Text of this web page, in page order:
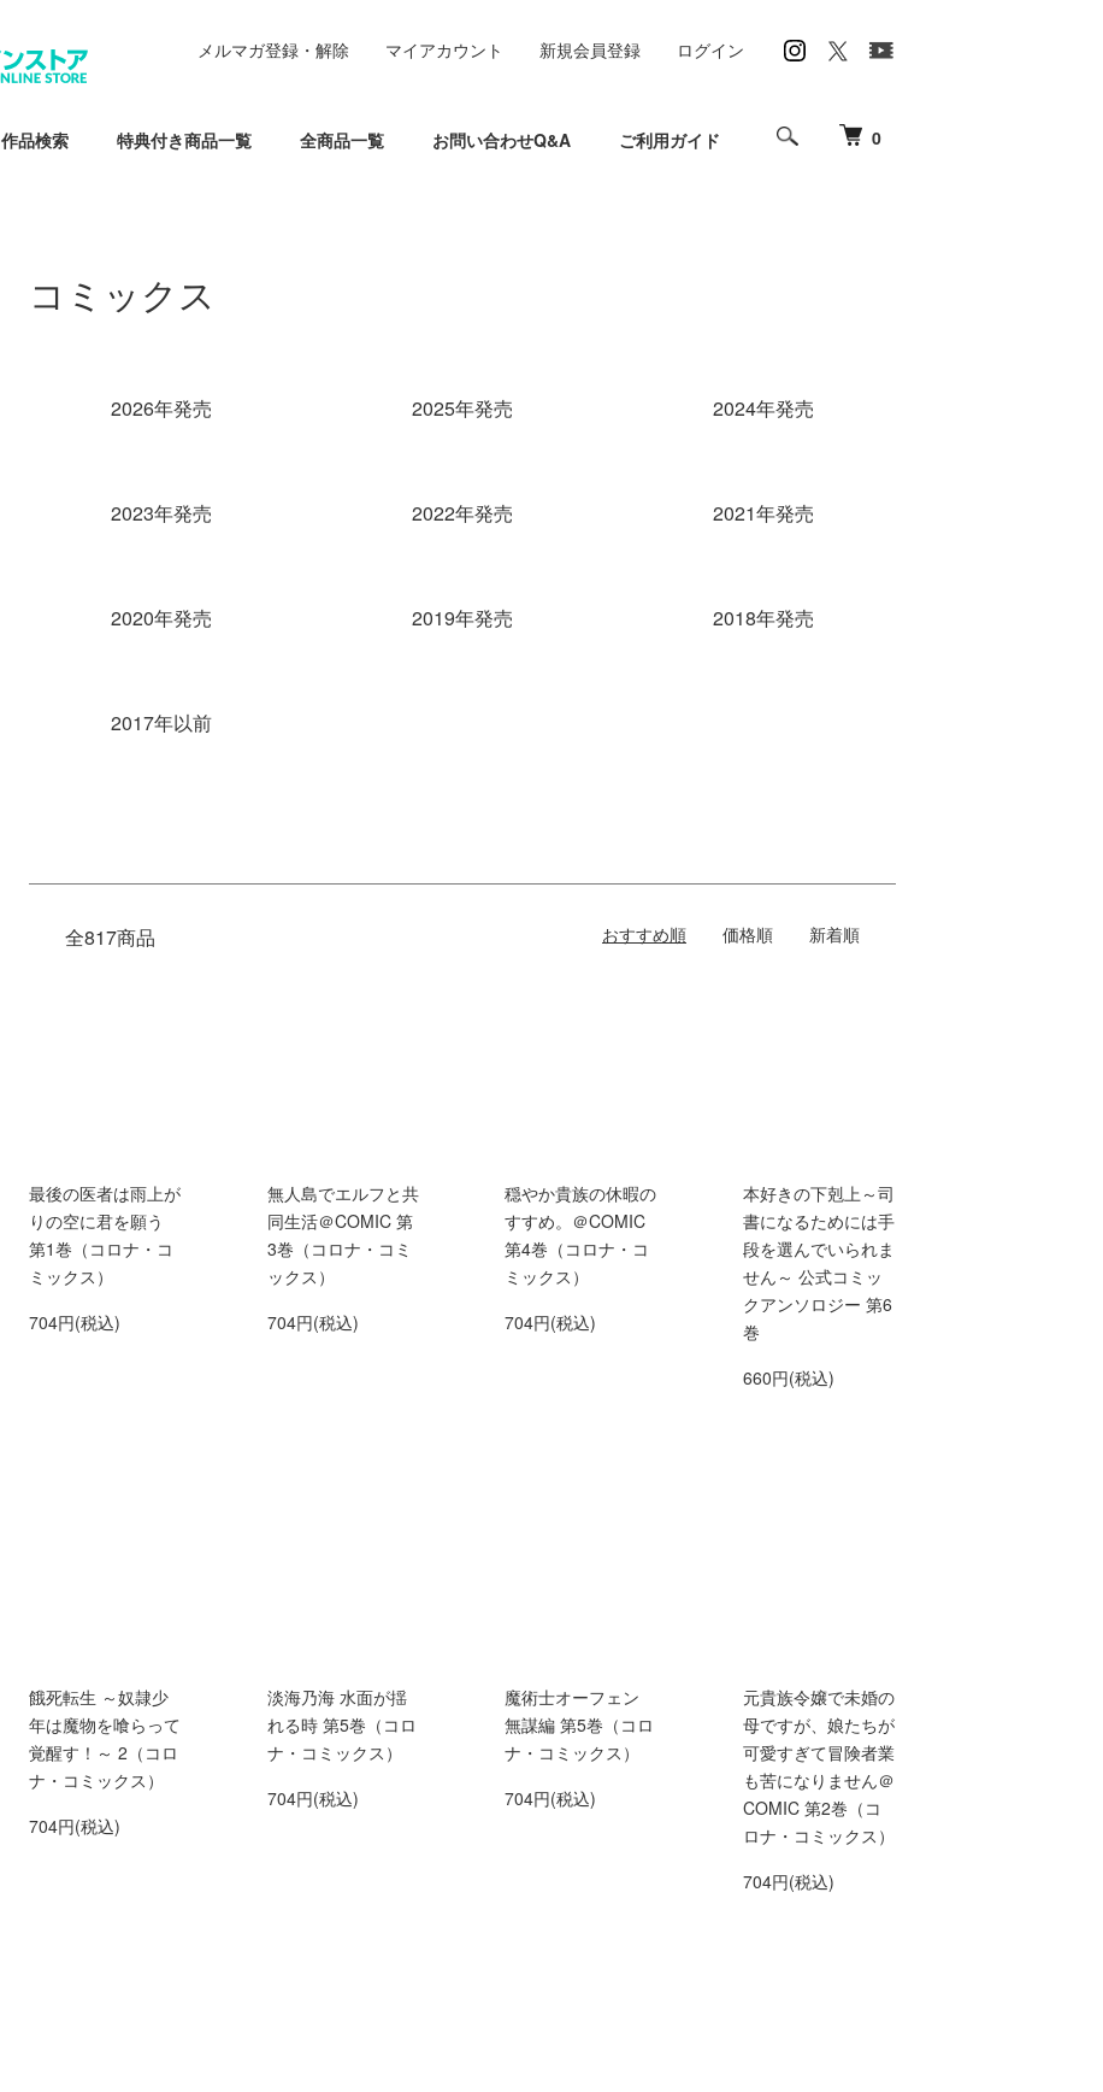
0
作品検索 特典付き商品一覧 全商品一覧 お問い合わせQ&A ご利用ガイド
メルマガ登録・解除 マイアカウント 新規会員登録 ログイン
コミックス
2026年発売
2025年発売 2024年発売
2023年発売 2022年発売 2021年発売
2020年発売 2019年発売 2018年発売
2017年以前
全817商品 おすすめ順 価格順 新着順
最後の医者は雨上が
りの空に君を願う
第1巻（コロナ・コ
ミックス）
704円(税込)
無人島でエルフと共
同生活＠COMIC 第
3巻（コロナ・コミ
ックス）
704円(税込)
穏やか貴族の休暇の
すすめ。＠COMIC
第4巻（コロナ・コ
ミックス）
704円(税込)
本好きの下剋上～司
書になるためには手
段を選んでいられま
せん～ 公式コミッ
クアンソロジー 第6
巻
660円(税込)
餓死転生 ～奴隷少
年は魔物を喰らって
覚醒す！～ 2（コロ
ナ・コミックス）
704円(税込)
淡海乃海 水面が揺
れる時 第5巻（コロ
ナ・コミックス）
704円(税込)
魔術士オーフェン
無謀編 第5巻（コロ
ナ・コミックス）
704円(税込)
元貴族令嬢で未婚の
母ですが、娘たちが
可愛すぎて冒険者業
も苦になりません＠
COMIC 第2巻（コ
ロナ・コミックス）
704円(税込)